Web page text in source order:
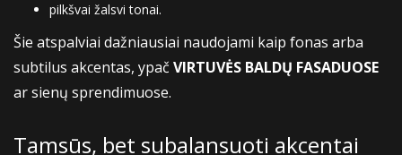
pilkšvai žalsvi tonai.
Šie atspalviai dažniausiai naudojami kaip fonas arba
subtilus akcentas, ypač VIRTUVĖS BALDŲ FASADUOSE
ar sienų sprendimuose.
Tamsūs, bet subalansuoti akcentai